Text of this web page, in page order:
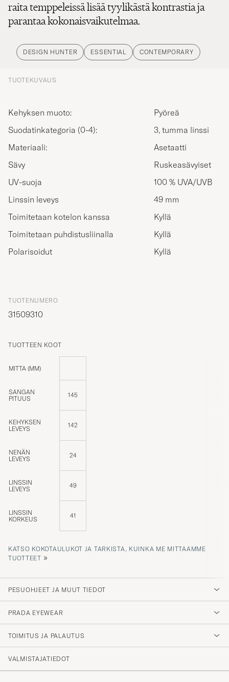
raita temppeleissä lisää tyylikästä kontrastia ja
parantaa kokonaisvaikutelmaa.
DESIGN HUNTER ESSENTIAL CONTEMPORARY
TUOTEKUVAUS
Kehyksen muoto:
Pyöreä
Suodatinkategoria (0-4):
3, tumma linssi
Materiaali:
Asetaatti
Sävy
Ruskeasävyiset
UV-suoja
100 % UVA/UVB
Linssin leveys
49 mm
Toimitetaan kotelon kanssa
Kyllä
Toimitetaan puhdistusliinalla
Kyllä
Polarisoidut
Kyllä
TUOTENUMERO
31509310
TUOTTEEN KOOT
MITTA (MM)
SANGAN
PITUUS
145
KEHYKSEN
LEVEYS
142
NENÄN
LEVEYS
24
LINSSIN
LEVEYS
49
LINSSIN
KORKEUS
41
KATSO KOKOTAULUKOT JA TARKISTA, KUINKA ME MITTAAMME
TUOTTEET »
PESUOHJEET JA MUUT TIEDOT
PRADA EYEWEAR
TOIMITUS JA PALAUTUS
VALMISTAJATIEDOT